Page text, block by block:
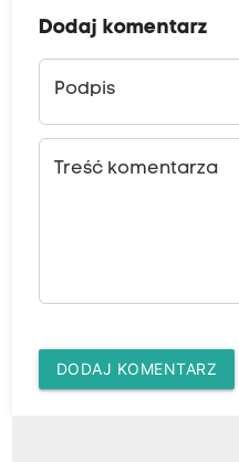
Dodaj komentarz
Podpis
Treść komentarza
DODAJ KOMENTARZ